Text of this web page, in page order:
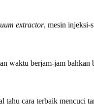
extractor, mesin injeksi-
waktu berjam-jam
cara terbaik mencuci